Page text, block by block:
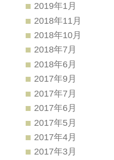
2019年1月
2018年11月
2018年10月
2018年7月
2018年6月
2017年9月
2017年7月
2017年6月
2017年5月
2017年4月
2017年3月